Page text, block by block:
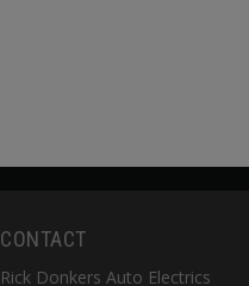
CONTACT
Rick Donkers Auto Electrics